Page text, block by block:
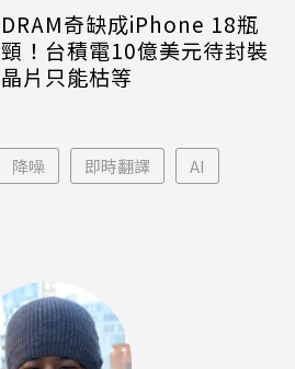
DRAM奇缺成iPhone 18瓶
頸！台積電10億美元待封裝
晶片只能枯等
降噪 即時翻譯 AI